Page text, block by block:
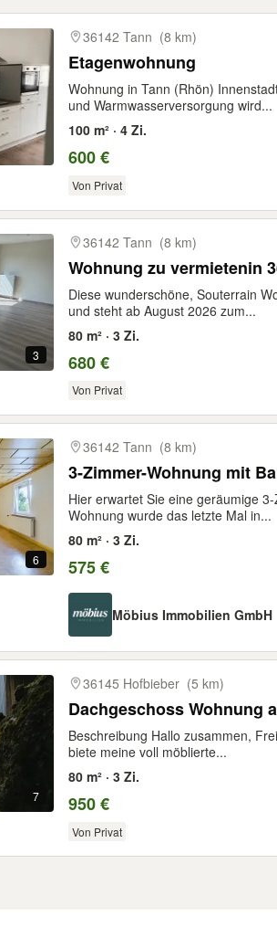
36142 Tann (8 km)
Etagenwohnung
Wohnung in Tann (Rhön)
und Warmwasserversorgung wird...
100 m² · 4 Zi.
600 €
Von Privat
3
36142 Tann (8 km)
Wohnung zu vermietenin
Diese wunderschöne, Souterrain
und steht ab August 2026 zum...
80 m² · 3 Zi.
680 €
Von Privat
6
36142 Tann (8 km)
3-Zimmer-Wohnung mit
Hier erwartet Sie eine geräumige
Wohnung wurde das letzte Mal in...
80 m² · 3 Zi.
575 €
Möbius Immobilien GmbH
7
36145 Hofbieber (5 km)
Dachgeschoss Wohnung
Beschreibung Hallo zusammen,
biete meine voll möblierte...
80 m² · 3 Zi.
950 €
Von Privat